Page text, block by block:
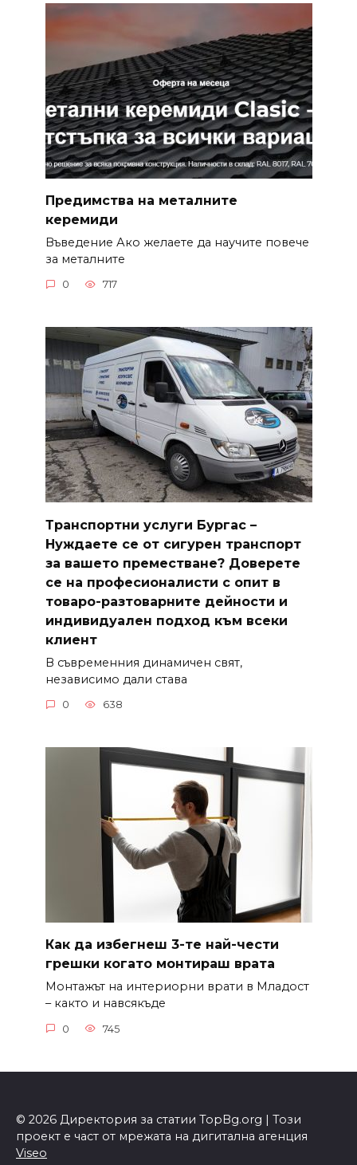
Предимства на металните
керемиди
Въведение Ако желаете да научите повече
за металните
0 717
Транспортни услуги Бургас –
Нуждаете се от сигурен транспорт
за вашето преместване? Доверете
се на професионалисти с опит в
товаро-разтоварните дейности и
индивидуален подход към всеки
клиент
В съвременния динамичен свят,
независимо дали става
0 638
Как да избегнеш 3-те най-чести
грешки когато монтираш врата
Монтажът на интериорни врати в Младост
– както и навсякъде
0 745
© 2026 Директория за статии TopBg.org | Този
проект е част от мрежата на дигитална агенция
Viseo